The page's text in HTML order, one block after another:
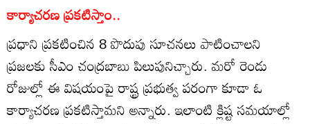
కార్యాచరణ ప్రకటిస్తాం..
ప్రధాని ప్రకటించిన 8 పొదుపు సూచనలు పాటించాలని
ప్రజలకు సీఎం చంద్రబాబు పిలుపునిచ్చారు. మరో రెండు
రోజుల్లో ఈ విషయంపై రాష్ట్ర ప్రభుత్వ పరంగా కూడా ఓ
కార్యాచరణ ప్రకటిస్తామని అన్నారు. ఇలాంటి క్లిష్ట సమయాల్లో